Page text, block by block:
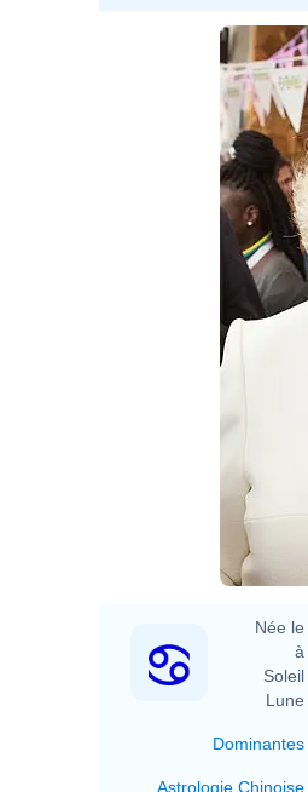
Née le
à
Soleil
Lune
Dominantes
Astrologie Chinoise